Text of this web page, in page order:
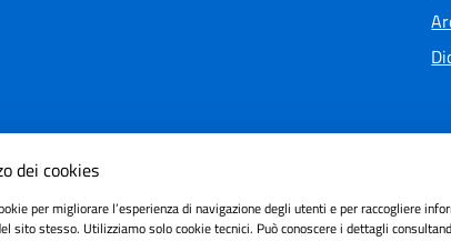
dei cookies
per migliorare l’esperienza di navigazione degli utenti e per raccogliere
sito stesso. Utilizziamo solo cookie tecnici. Può conoscere i dettagli